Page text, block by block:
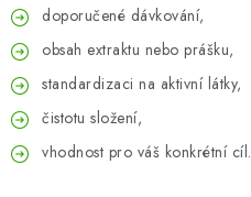
doporučené dávkování,
obsah extraktu nebo prášku,
standardizaci na aktivní látky,
čistotu složení,
vhodnost pro váš konkrétní cíl.